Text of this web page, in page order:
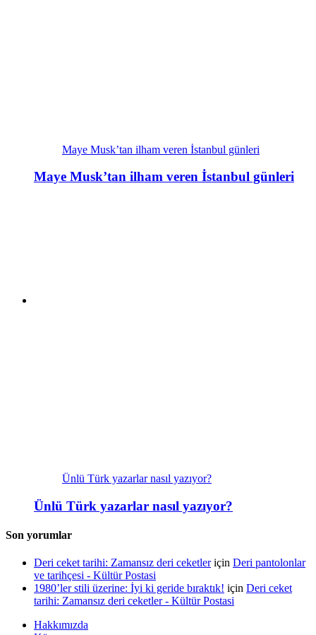
Maye Musk’tan ilham veren İstanbul günleri
Maye Musk’tan ilham veren İstanbul günleri
Ünlü Türk yazarlar nasıl yazıyor?
Ünlü Türk yazarlar nasıl yazıyor?
Son yorumlar
Deri ceket tarihi: Zamansız deri ceketleriçin Deri pantolonlar
ve tarihçesi - Kültür Postasi
1980’ler stili üzerine: İyi ki geride bıraktık! için Deri ceket
tarihi: Zamansız deri ceketler - Kültür Postasi
Hakkımızda